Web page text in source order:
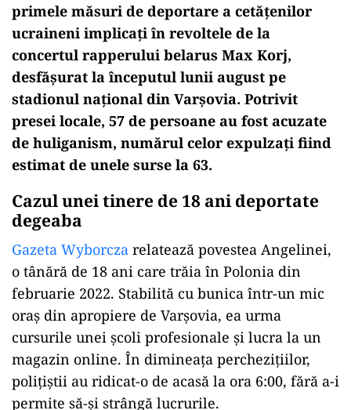
primele măsuri de deportare a cetățenilor
ucraineni implicați în revoltele de la
concertul rapperului belarus Max Korj,
desfășurat la începutul lunii august pe
stadionul național din Varșovia. Potrivit
presei locale, 57 de persoane au fost acuzate
de huliganism, numărul celor expulzați fiind
estimat de unele surse la 63.
Cazul unei tinere de 18 ani deportate
degeaba
Gazeta Wyborcza relatează povestea Angelinei,
o tânără de 18 ani care trăia în Polonia din
februarie 2022. Stabilită cu bunica într-un mic
oraș din apropiere de Varșovia, ea urma
cursurile unei școli profesionale și lucra la un
magazin online. În dimineața perchezițiilor,
polițiștii au ridicat-o de acasă la ora 6:00, fără a-i
permite să-și strângă lucrurile.